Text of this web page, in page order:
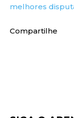
melhores
Compartilhe